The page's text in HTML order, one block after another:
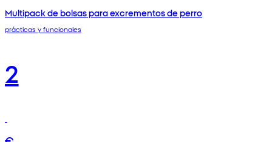
Multipack de bolsas para excrementos de perro
prácticas y funcionales
2